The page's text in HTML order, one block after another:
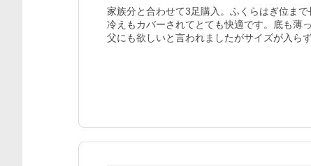
家族分と合わせて3足購入。ふくらはぎ位ま
冷えもカバーされてとても快適です。底も薄
父にも欲しいと言われましたがサイズが入ら